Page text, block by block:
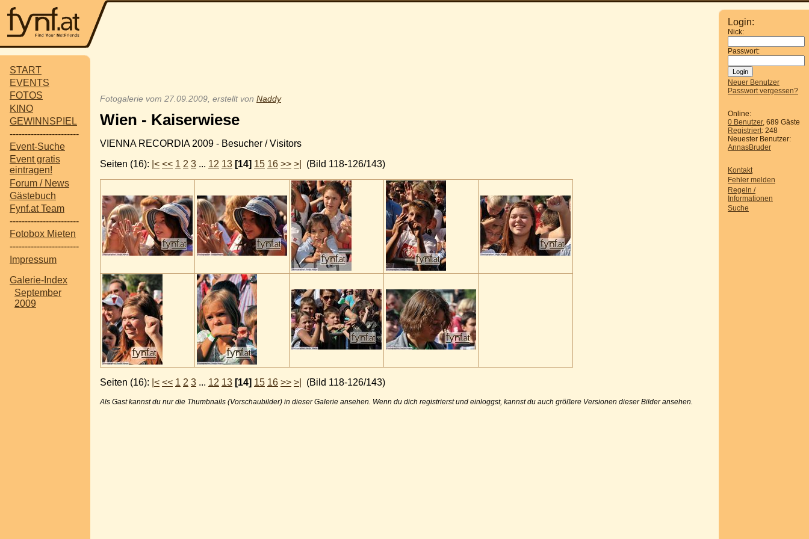
START
EVENTS
FOTOS
KINO
GEWINNSPIEL
-----------------------
Event-Suche
Event gratis
eintragen!
Forum / News
Gästebuch
Fynf.at Team
-----------------------
Fotobox Mieten
-----------------------
Impressum
Galerie-Index
September
2009
Login:
Nick:
Passwort:
Neuer Benutzer
Passwort vergessen?
Online:
0 Benutzer, 689 Gäste
Registriert: 248
Neuester Benutzer:
AnnasBruder
Kontakt
Fehler melden
Regeln /
Informationen
Suche
Fotogalerie vom 27.09.2009, erstellt von Naddy
Wien - Kaiserwiese
VIENNA RECORDIA 2009 - Besucher / Visitors
Seiten (16): |< << 1 2 3 ... 12 13 [14] 15 16 >> >| (Bild 118-126/143)
Seiten (16): |< << 1 2 3 ... 12 13 [14] 15 16 >> >| (Bild 118-126/143)
Als Gast kannst du nur die Thumbnails (Vorschaubilder) in dieser Galerie ansehen. Wenn du dich registrierst und einloggst, kannst du auch größere Versionen dieser Bilder ansehen.